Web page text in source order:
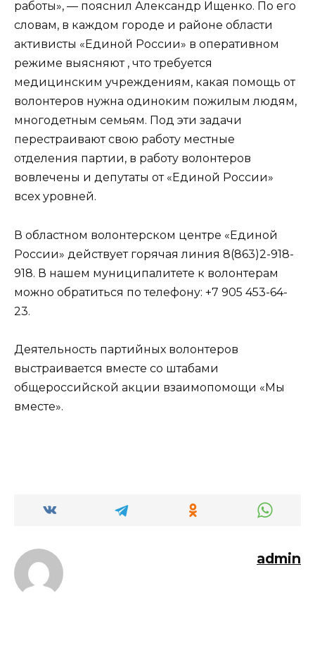
работы», — пояснил Александр Ищенко. По его
словам, в каждом городе и районе области
активисты «Единой России» в оперативном
режиме выясняют , что требуется
медицинским учреждениям, какая помощь от
волонтеров нужна одиноким пожилым людям,
многодетным семьям. Под эти задачи
перестраивают свою работу местные
отделения партии, в работу волонтеров
вовлечены и депутаты от «Единой России»
всех уровней.
В областном волонтерском центре «Единой
России» действует горячая линия 8(863)2-918-
918. В нашем муниципалитете к волонтерам
можно обратиться по телефону: +7 905 453-64-
23.
Деятельность партийных волонтеров
выстраивается вместе со штабами
общероссийской акции взаимопомощи «Мы
вместе».
admin